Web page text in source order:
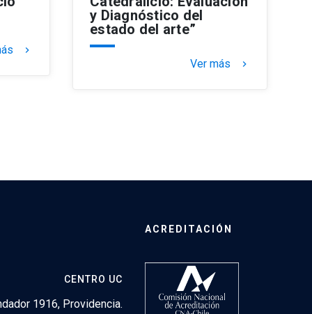
keyboard_arrow_right
y Diagnóstico del
estado del arte”
Ver más keyboard_arrow_right
CENTRO UC
1916, Providencia.
ACREDITACIÓN